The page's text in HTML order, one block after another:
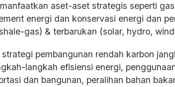
aset-aset strategis seperti
energi dan konservasi energi dan
gas) & terbarukan (solar, hydro,
pembangunan rendah karbon
langkah efisiensi energi,
dan bangunan, peralihan bahan